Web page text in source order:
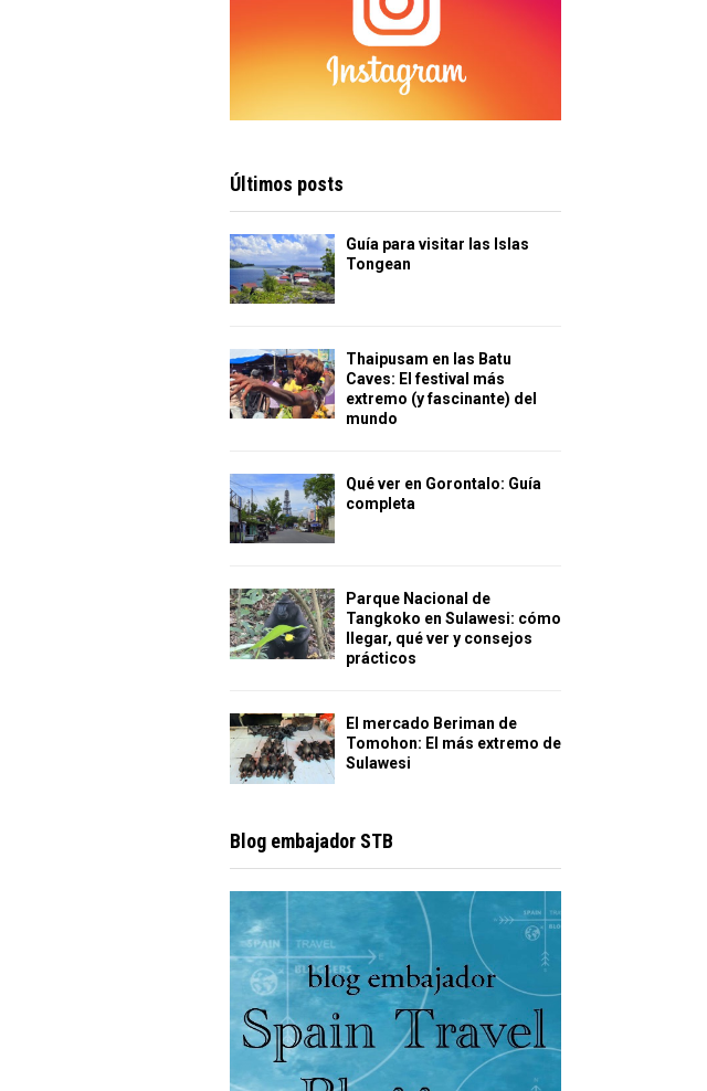
Últimos posts
Guía para visitar las Islas
Tongean
Thaipusam en las Batu
Caves: El festival más
extremo (y fascinante) del
mundo
Qué ver en Gorontalo: Guía
completa
Parque Nacional de
Tangkoko en Sulawesi: cómo
llegar, qué ver y consejos
prácticos
El mercado Beriman de
Tomohon: El más extremo de
Sulawesi
Blog embajador STB